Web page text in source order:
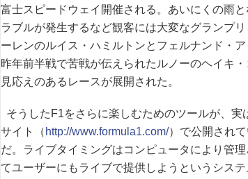
富士スピードウェイ開催される。あいにくの雨
ラブルが発生するなど観客には大変なグランプ
ーレンのルイス・ハミルトンとフェルナンド・
昨年前半戦で苦戦が伝えられたルノーのヘイキ
見応えのあるレースが展開された。
そうしたF1をさらに楽しむためのツールが、
サイト（ http://www.formula1.com/）で公開され
だ。ライブタイミングはコンピュータにより管
てユーザーにもライブで提供しようというシス